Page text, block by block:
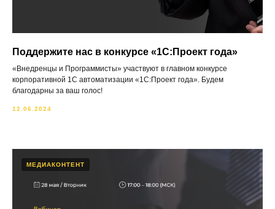
Поддержите нас в конкурсе «1С:Проект года»
«Внедренцы и Программисты» участвуют в главном конкурсе
корпоративной 1С автоматизации «1С:Проект года». Будем
благодарны за ваш голос!
12.06.2024
МЕДИАКОНТЕНТ